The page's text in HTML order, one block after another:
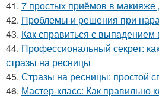
41. 7 простых приёмов в макияже
42. Проблемы и решения при
43. Как справиться с выпадением
44. Профессиональный секрет:
стразы на ресницы
45. Стразы на ресницы: простой
46. Мастер-класс: Как правильно